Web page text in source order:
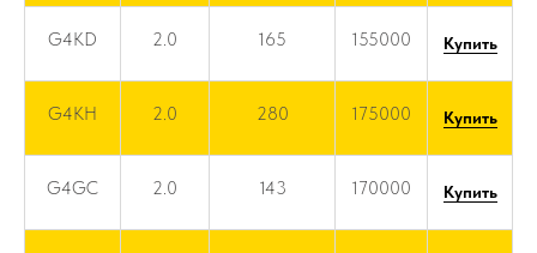
G4KD 2.0 165 155000 Купить
G4KH 2.0 280 175000 Купить
G4GC 2.0 143 170000 Купить